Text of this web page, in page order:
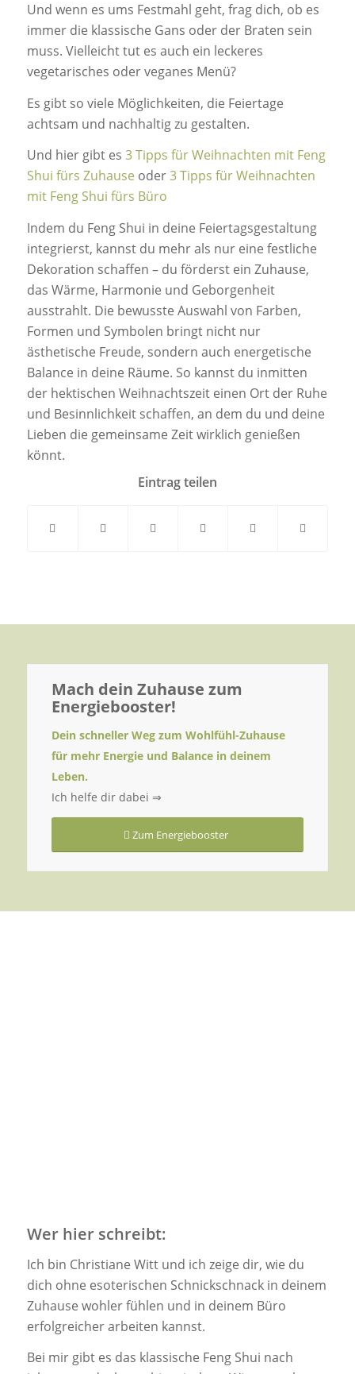
Und wenn es ums Festmahl geht, frag dich, ob es
immer die klassische Gans oder der Braten sein
muss. Vielleicht tut es auch ein leckeres
vegetarisches oder veganes Menü?
Es gibt so viele Möglichkeiten, die Feiertage
achtsam und nachhaltig zu gestalten.
Und hier gibt es 3 Tipps für Weihnachten mit Feng
Shui fürs Zuhause oder3 Tipps für Weihnachten
mit Feng Shui fürs Büro
Indem du Feng Shui in deine Feiertagsgestaltung
integrierst, kannst du mehr als nur eine festliche
Dekoration schaffen – du förderst ein Zuhause,
das Wärme, Harmonie und Geborgenheit
ausstrahlt. Die bewusste Auswahl von Farben,
Formen und Symbolen bringt nicht nur
ästhetische Freude, sondern auch energetische
Balance in deine Räume. So kannst du inmitten
der hektischen Weihnachtszeit einen Ort der Ruhe
und Besinnlichkeit schaffen, an dem du und deine
Lieben die gemeinsame Zeit wirklich genießen
könnt.
Eintrag teilen
Mach dein Zuhause zum
Energiebooster!
Dein schneller Weg zum Wohlfühl-Zuhause
für mehr Energie und Balance in deinem
Leben.
Ich helfe dir dabei ⇒
Zum Energiebooster
Wer hier schreibt:
Ich bin Christiane Witt und ich zeige dir, wie du
dich ohne esoterischen Schnickschnack in deinem
Zuhause wohler fühlen und in deinem Büro
erfolgreicher arbeiten kannst.
Bei mir gibt es das klassische Feng Shui nach